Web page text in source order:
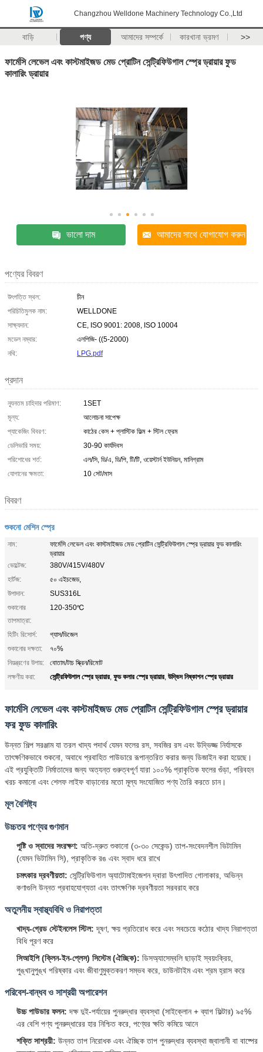
Changzhou Welldone Machinery Technology Co.,Ltd
বাড়ি পণ্য আমাদের সম্পর্কে কারখানা ভ্রমণ >>
ফার্মেসি লেভেল এবং কাস্টমাইজড মেড প্রোটিন সেন্ট্রিফিউগাল স্প্রে ড্রায়ার ফুড
কালারিং ড্রায়ার
ভালো দাম আমাদের সাথে যোগাযোগ করুন
পণ্যের বিবরণ
উৎপত্তি স্থল:
চীন
পরিচিতিমুলক নাম:
WELLDONE
সাক্ষ্যদান:
CE, ISO 9001: 2008, ISO 10004
মডেল নম্বার:
এলপিজি- ((5-2000)
নথি:
LPG.pdf
প্রদান
ন্যূনতম চাহিদার পরিমাণ:
1SET
মূল্য:
আলোচনা সাপেক্ষ
প্যাকেজিং বিবরণ:
কাঠের কেস + প্লাস্টিক ফিল্ম + স্টিল ফ্রেম
ডেলিভারি সময়:
30-90 কার্যদিবস
পরিশোধের শর্ত:
এল/সি, ডি/এ, ডি/পি, টি/টি, ওয়েস্টার্ন ইউনিয়ন, মানিগ্রাম
যোগানের ক্ষমতা:
10 সেট/মাস
বিবরণ
শুকনো মেশিন স্প্রে
নাম:
ফার্মেসি লেভেল এবং কাস্টমাইজড মেড প্রোটিন সেন্ট্রিফিউগাল স্প্রে ড্রায়ার ফুড কালারিং
ড্রায়ার
ভোল্টেজ:
380V/415V/480V
হার্টজ:
৫০ এইচজেড,
উপাদান:
SUS316L
শুকানোর
তাপমাত্রা:
120-350℃
হিটিং রিসোর্স:
গ্যাস/ডিজেল
শুকানোর দক্ষতা:
৭০%
নিয়ন্ত্রণের উপায়:
বোতাম/টাচ স্ক্রিন/রিমোট
লক্ষণীয় করা:
সেন্ট্রিফিউগাল স্প্রে ড্রায়ার, ফুড কলার স্প্রে ড্রায়ার, উদ্ভিদ নিষ্কাশন স্প্রে ড্রায়ার
ফার্মেসি লেভেল এবং কাস্টমাইজড মেড প্রোটিন সেন্ট্রিফিউগাল স্প্রে ড্রায়ার
ফর ফুড কালারিং
উন্নত শিল্প সরঞ্জাম যা তরল খাদ্য পদার্থ যেমন ফলের রস, সবজির রস এবং উদ্ভিজ্জ নির্যাসকে
তাৎক্ষণিকভাবে শুকনো, অবাধে প্রবাহিত পাউডারে রূপান্তরিত করার জন্য ডিজাইন করা হয়েছে।
এই প্রযুক্তিটি নির্মাতাদের জন্য অত্যন্ত গুরুত্বপূর্ণ যারা ১০০% প্রাকৃতিক ফলের গুঁড়া, পরিবহন
খরচ কমানো এবং শেলফ লাইফ বাড়ানোর মতো মূল্য সংযোজিত পণ্য তৈরি করতে চান।
মূল বৈশিষ্ট্য
উচ্চতর পণ্যের গুণমান
পুষ্টি ও স্বাদের সংরক্ষণ: অতি-দ্রুত শুকানো (৩-৩০ সেকেন্ড) তাপ-সংবেদনশীল ভিটামিন
(যেমন ভিটামিন সি), প্রাকৃতিক রঙ এবং স্বাদ ধরে রাখে
চমৎকার দ্রবণীয়তা: সেন্ট্রিফিউগাল অ্যাটোমাইজেশন দ্বারা উৎপাদিত গোলাকার, অভিন্ন
কণাগুলি উন্নত প্রবাহযোগ্যতা এবং তাৎক্ষণিক দ্রবণীয়তা সরবরাহ করে
অতুলনীয় স্বাস্থ্যবিধি ও নিরাপত্তা
খাদ্য-গ্রেড স্টেইনলেস স্টিল: দূষণ, ক্ষয় প্রতিরোধ করে এবং সবচেয়ে কঠোর খাদ্য নিরাপত্তা
বিধি পূরণ করে
সিআইপি (ক্লিন-ইন-প্লেস) সিস্টেম (ঐচ্ছিক): ডিসঅ্যাসেম্বলি ছাড়াই স্বয়ংক্রিয়,
পুঙ্খানুপুঙ্খ পরিষ্কার এবং জীবাণুমুক্তকরণ সম্ভব করে, ডাউনটাইম এবং শ্রম হ্রাস করে
পরিবেশ-বান্ধব ও সাশ্রয়ী অপারেশন
উচ্চ পাউডার ফলন: দক্ষ দুই-পর্যায়ের পুনরুদ্ধার ব্যবস্থা (সাইক্লোন + ব্যাগ ফিল্টার) ৯৫%
এর বেশি পণ্য পুনরুদ্ধারের হার নিশ্চিত করে, পণ্যের ক্ষতি কমিয়ে আনে
শক্তি সাশ্রয়ী: উন্নত তাপ নিরোধক এবং ঐচ্ছিক তাপ পুনরুদ্ধার ব্যবস্থা জ্বালানী বা বাষ্পের